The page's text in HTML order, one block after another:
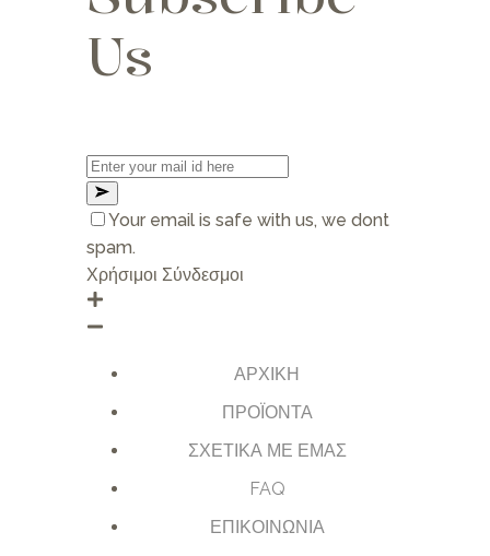
Us
Your email is safe with us, we dont
spam.
Χρήσιμοι Σύνδεσμοι
ΑΡΧΙΚΗ
ΠΡΟΪΟΝΤΑ
ΣΧΕΤΙΚΑ ΜΕ ΕΜΑΣ
FAQ
ΕΠΙΚΟΙΝΩΝΙΑ